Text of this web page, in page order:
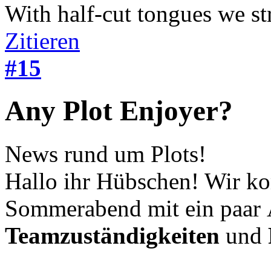
With half-cut tongues we
Zitieren
#15
Any Plot Enjoyer?
News rund um Plots!
Hallo ihr Hübschen! Wir
Sommerabend mit ein
Teamzuständigkeiten und